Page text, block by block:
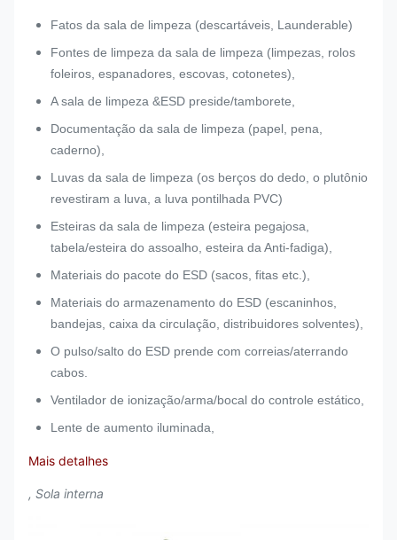
Fatos da sala de limpeza (descartáveis, Launderable)
Fontes de limpeza da sala de limpeza (limpezas, rolos
foleiros, espanadores, escovas, cotonetes),
A sala de limpeza &ESD preside/tamborete,
Documentação da sala de limpeza (papel, pena,
caderno),
Luvas da sala de limpeza (os berços do dedo, o plutônio
revestiram a luva, a luva pontilhada PVC)
Esteiras da sala de limpeza (esteira pegajosa,
tabela/esteira do assoalho, esteira da Anti-fadiga),
Materiais do pacote do ESD (sacos, fitas etc.),
Materiais do armazenamento do ESD (escaninhos,
bandejas, caixa da circulação, distribuidores solventes),
O pulso/salto do ESD prende com correias/aterrando
cabos.
Ventilador de ionização/arma/bocal do controle estático,
Lente de aumento iluminada,
Mais detalhes
, Sola interna